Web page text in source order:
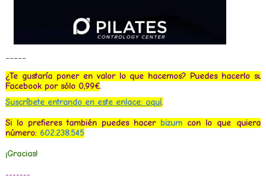
-----
¿Te gustaría poner en valor lo que hacemos? Puedes hacerlo
Facebook por sólo 0,99€.
Suscríbete entrando en este enlace: aquí.
Si lo prefieres también puedes hacer bizum con lo que
número: 602.238.545
¡Gracias!